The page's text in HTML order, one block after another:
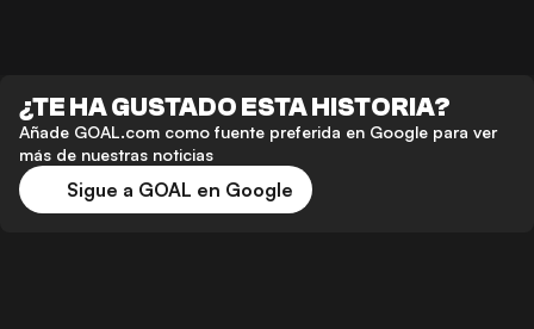
¿TE HA GUSTADO ESTA HISTORIA?
Añade GOAL.com como fuente preferida en Google para ver
más de nuestras noticias
Sigue a GOAL en Google